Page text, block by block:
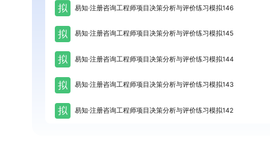
拟 易知·注册咨询工程师项目决策分析与评价练习模拟146
拟 易知·注册咨询工程师项目决策分析与评价练习模拟145
拟 易知·注册咨询工程师项目决策分析与评价练习模拟144
拟 易知·注册咨询工程师项目决策分析与评价练习模拟143
拟 易知·注册咨询工程师项目决策分析与评价练习模拟142